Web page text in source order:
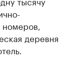
деревня